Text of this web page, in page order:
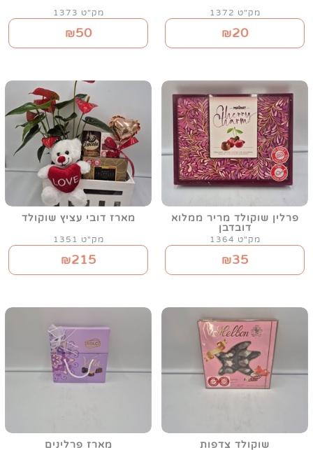
מק"ט 1372
₪20
מק"ט 1373
₪50
פרלין שוקולד מריר ממלוא
דובדבן
מק"ט 1364
₪35
מארז דובי עציץ שוקולד
מק"ט 1351
₪215
שוקולד צדפות מארז פרלינים